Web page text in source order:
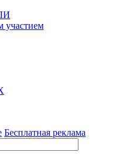
участием
Бесплатная реклама